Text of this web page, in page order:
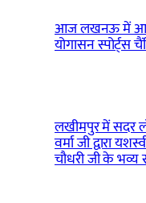
आज लखनऊ में
योगासन स्पोर्ट्स
लखीमपुर में सदर
वर्मा जी द्वारा
चौधरी जी के भव्य